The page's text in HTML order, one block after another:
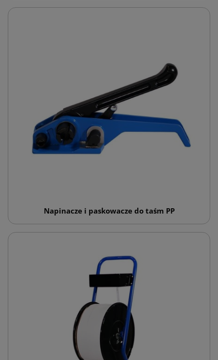
Napinacze i paskowacze do taśm PP